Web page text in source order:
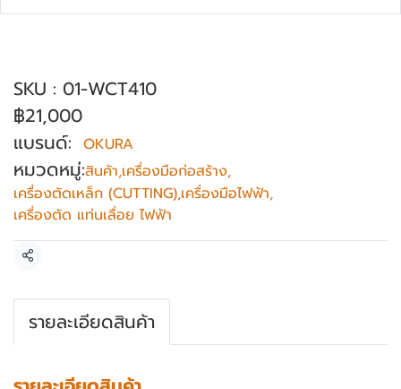
SKU : 01-WCT410
฿21,000
แบรนด์: OKURA
หมวดหมู่:สินค้า,เครื่องมือก่อสร้าง,
เครื่องตัดเหล็ก (CUTTING),เครื่องมือไฟฟ้า,
เครื่องตัด แท่นเลื่อย ไฟฟ้า
แชร์
รายละเอียดสินค้า